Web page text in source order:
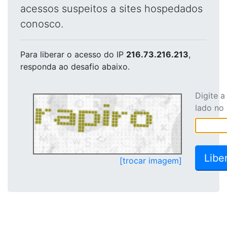
acessos suspeitos a sites hospedados
conosco.
Para liberar o acesso do IP 216.73.216.213,
responda ao desafio abaixo.
[trocar imagem]
Digite
lado no